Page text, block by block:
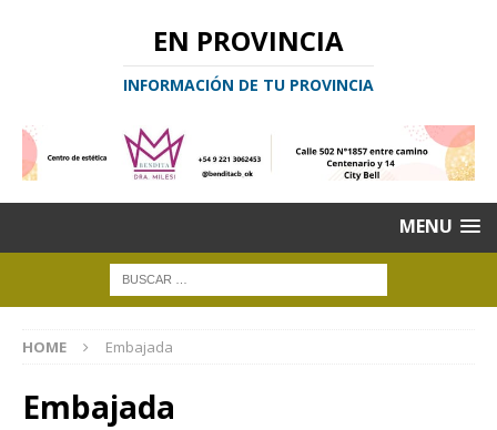
EN PROVINCIA
INFORMACIÓN DE TU PROVINCIA
MENU
HOME Embajada
Embajada